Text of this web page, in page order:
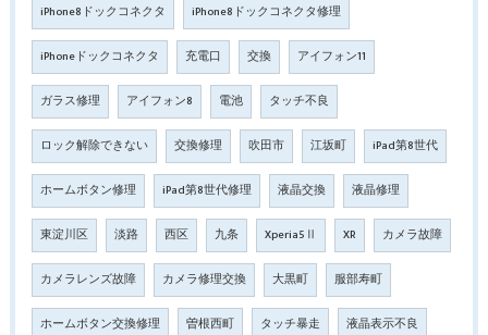
iPhone8ドックコネクタ iPhone8ドックコネクタ修理
iPhoneドックコネクタ 充電口 交換 アイフォン11
ガラス修理 アイフォン8 電池 タッチ不良
ロック解除できない 交換修理 吹田市 江坂町 iPad第8世代
ホームボタン修理 iPad第8世代修理 液晶交換 液晶修理
東淀川区 淡路 西区 九条 Xperia5Ⅱ XR カメラ故障
カメラレンズ故障 カメラ修理交換 大黒町 服部寿町
ホームボタン交換修理 曽根西町 タッチ暴走 液晶表示不良